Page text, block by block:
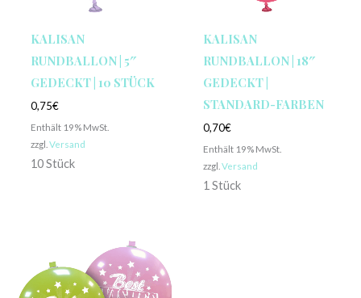
KALISAN
RUNDBALLON | 5″
GEDECKT | 10 STÜCK
0,75€
Enthält 19% MwSt.
zzgl. Versand
10 Stück
KALISAN
RUNDBALLON | 18″
GEDECKT |
STANDARD-FARBEN
0,70€
Enthält 19% MwSt.
zzgl. Versand
1 Stück